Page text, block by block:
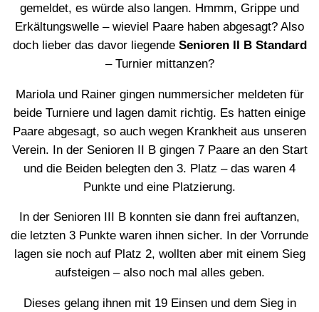
gemeldet, es würde also langen. Hmmm, Grippe und
Erkältungswelle – wieviel Paare haben abgesagt? Also
doch lieber das davor liegende Senioren II B Standard
– Turnier mittanzen?
Mariola und Rainer gingen nummersicher meldeten für
beide Turniere und lagen damit richtig. Es hatten einige
Paare abgesagt, so auch wegen Krankheit aus unseren
Verein. In der Senioren II B gingen 7 Paare an den Start
und die Beiden belegten den 3. Platz – das waren 4
Punkte und eine Platzierung.
In der Senioren III B konnten sie dann frei auftanzen,
die letzten 3 Punkte waren ihnen sicher. In der Vorrunde
lagen sie noch auf Platz 2, wollten aber mit einem Sieg
aufsteigen – also noch mal alles geben.
Dieses gelang ihnen mit 19 Einsen und dem Sieg in